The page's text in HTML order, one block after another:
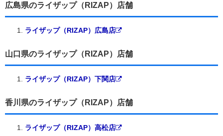
広島県のライザップ（RIZAP）店舗
ライザップ（RIZAP）広島店
山口県のライザップ（RIZAP）店舗
ライザップ（RIZAP）下関店
香川県のライザップ（RIZAP）店舗
ライザップ（RIZAP）高松店